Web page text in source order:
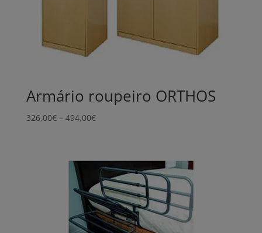
Armário roupeiro ORTHOS
326,00€ – 494,00€Price
494,00€